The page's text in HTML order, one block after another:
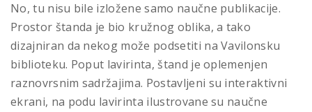
No, tu nisu bile izložene samo naučne publikacije.
Prostor štanda je bio kružnog oblika, a tako
dizajniran da nekog može podsetiti na Vavilonsku
biblioteku. Poput lavirinta, štand je oplemenjen
raznovrsnim sadržajima. Postavljeni su interaktivni
ekrani, na podu lavirinta ilustrovane su naučne